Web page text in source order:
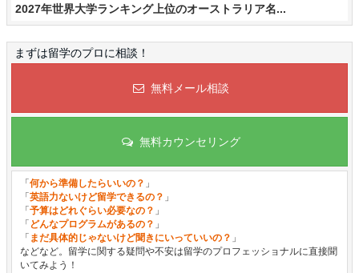
2027年世界大学ランキング上位のオーストラリア名...
まずは留学のプロに相談！
無料メール相談
無料カウンセリング
「何から準備したらいいの？ 」
「英語力ないけど留学できるの？ 」
「予算はどれぐらい必要なの？ 」
「 どんなプログラムがあるの？ 」
「 まだ具体的じゃないけど聞きにいっていいの？ 」
などなど。留学に関する疑問や不安は留学のプロフェッショナルに直接聞
いてみよう！